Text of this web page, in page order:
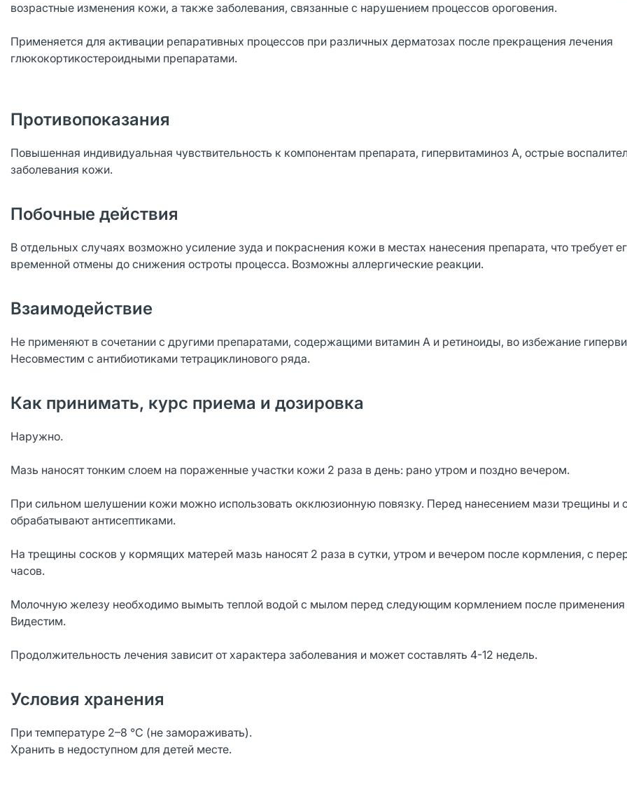
возрастные изменения кожи, а также заболевания, связанные с нарушением процессов ороговения.
Применяется для активации репаративных процессов при различных дерматозах после прекращения лечения
глюкокортикостероидными препаратами.
Противопоказания
Повышенная индивидуальная чувствительность к компонентам препарата, гипервитаминоз А, острые
заболевания кожи.
Побочные действия
В отдельных случаях возможно усиление зуда и покраснения кожи в местах нанесения препарата, что требует
временной отмены до снижения остроты процесса. Возможны аллергические реакции.
Взаимодействие
Не применяют в сочетании с другими препаратами, содержащими витамин А и ретиноиды, во избежание
Несовместим с антибиотиками тетрациклинового ряда.
Как принимать, курс приема и дозировка
Наружно.
Мазь наносят тонким слоем на пораженные участки кожи 2 раза в день: рано утром и поздно вечером.
При сильном шелушении кожи можно использовать окклюзионную повязку. Перед нанесением мази трещины и
обрабатывают антисептиками.
На трещины сосков у кормящих матерей мазь наносят 2 раза в сутки, утром и вечером после кормления, с
часов.
Молочную железу необходимо вымыть теплой водой с мылом перед следующим кормлением после
Видестим.
Продолжительность лечения зависит от характера заболевания и может составлять 4-12 недель.
Условия хранения
При температуре 2–8 °C (не замораживать).
Хранить в недоступном для детей месте.